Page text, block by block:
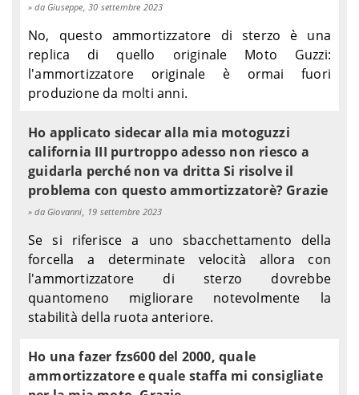
da Giuseppe, 30 settembre 2023
No, questo ammortizzatore di sterzo è una
replica di quello originale Moto Guzzi:
l'ammortizzatore originale è ormai fuori
produzione da molti anni.
Ho applicato sidecar alla mia motoguzzi
california III purtroppo adesso non riesco a
guidarla perché non va dritta Si risolve il
problema con questo ammortizzatorè? Grazie
da Giovanni, 19 settembre 2023
Se si riferisce a uno sbacchettamento della
forcella a determinate velocità allora con
l'ammortizzatore di sterzo dovrebbe
quantomeno migliorare notevolmente la
stabilità della ruota anteriore.
Ho una fazer fzs600 del 2000, quale
ammortizzatore e quale staffa mi consigliate